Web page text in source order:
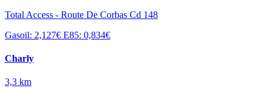
Total Access - Route De Corbas Cd 148
Gasoil: 2,127€ E85: 0,834€
Charly
3,3 km